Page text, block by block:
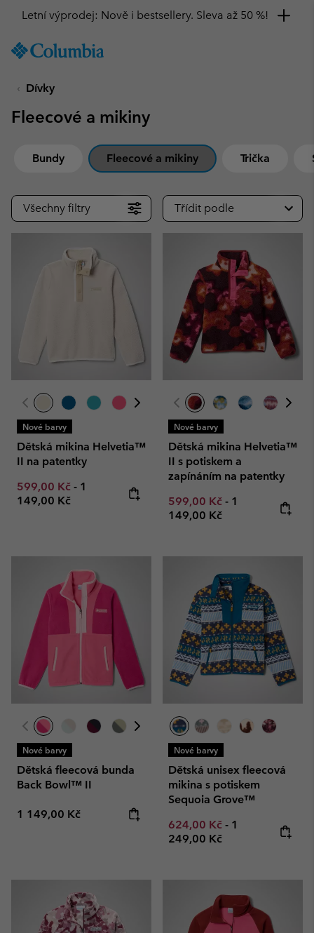
TO
SKIP
MAIN
SKIP
Letní výprodej: Nově i bestsellery. Sleva až 50 %!
Dívky
Fleecové a mikiny
Bundy Fleecové a mikiny Trička
Všechny filtry Třídit podle
Nové barvy
Dětská mikina Helvetia™
II na patentky
Minimum sale price:
599,00 Kč - Maximum price:
1
149,00 Kč
Nové barvy
Dětská mikina Helvetia™
II s potiskem a
zapínáním na patentky
Minimum sale price:
599,00 Kč - Maximum
1
149,00 Kč
Nové barvy
Dětská fleecová bunda
Back Bowl™ II
Regular price:
1 149,00 Kč
Nové barvy
Dětská unisex fleecová
mikina s potiskem
Sequoia Grove™
Minimum sale price:
624,00 Kč - Maximum
1
249,00 Kč